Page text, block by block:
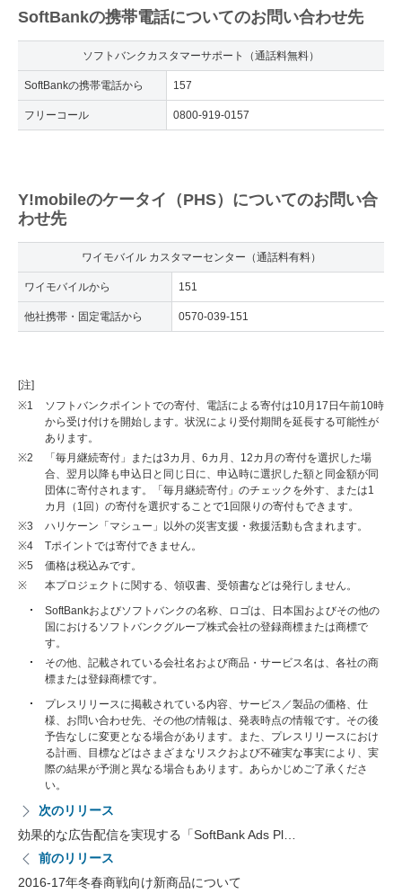
SoftBankの携帯電話についてのお問い合わせ先
ソフトバンクカスタマーサポート（通話料無料）
SoftBankの携帯電話から 157
フリーコール 0800-919-0157
Y!mobileのケータイ（PHS）についてのお問い合
わせ先
ワイモバイル カスタマーセンター（通話料有料）
ワイモバイルから 151
他社携帯・固定電話から 0570-039-151
[注]
※1
ソフトバンクポイントでの寄付、電話による寄付は10月17日午前10時
から受け付けを開始します。状況により受付期間を延長する可能性が
あります。
※2
「毎月継続寄付」または3カ月、6カ月、12カ月の寄付を選択した場
合、翌月以降も申込日と同じ日に、申込時に選択した額と同金額が同
団体に寄付されます。「毎月継続寄付」のチェックを外す、または1
カ月（1回）の寄付を選択することで1回限りの寄付もできます。
※3
ハリケーン「マシュー」以外の災害支援・救援活動も含まれます。
※4
Tポイントでは寄付できません。
※5
価格は税込みです。
※
本プロジェクトに関する、領収書、受領書などは発行しません。
SoftBankおよびソフトバンクの名称、ロゴは、日本国およびその他の
国におけるソフトバンクグループ株式会社の登録商標または商標で
す。
その他、記載されている会社名および商品・サービス名は、各社の商
標または登録商標です。
プレスリリースに掲載されている内容、サービス／製品の価格、仕
様、お問い合わせ先、その他の情報は、発表時点の情報です。その後
予告なしに変更となる場合があります。また、プレスリリースにおけ
る計画、目標などはさまざまなリスクおよび不確実な事実により、実
際の結果が予測と異なる場合もあります。あらかじめご了承くださ
い。
次のリリース
効果的な広告配信を実現する「SoftBank Ads Pl…
前のリリース
2016-17年冬春商戦向け新商品について